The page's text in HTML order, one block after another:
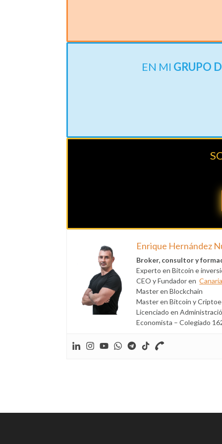
EN MI GRUPO
Enrique Hernández
Broker, consultor y
Experto en Bitcoin e
CEO y Fundador en
Master en Blockchain
Master en Bitcoin y
Licenciado en
Economista – Colegiado